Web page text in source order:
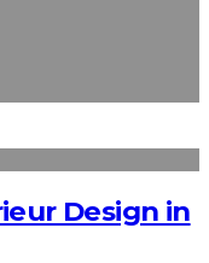
Design in